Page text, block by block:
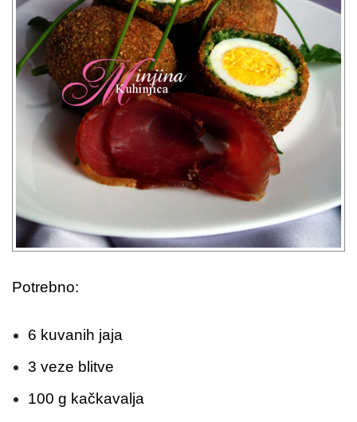
Potrebno:
6 kuvanih jaja
3 veze blitve
100 g kačkavalja